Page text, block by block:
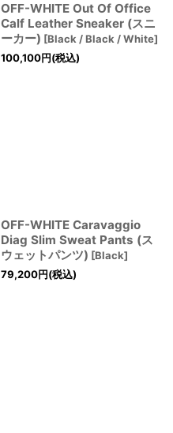
OFF-WHITE Out Of Office
Calf Leather Sneaker (スニ
ーカー) [Black / Black / White]
100,100円(税込)
OFF-WHITE Caravaggio
Diag Slim Sweat Pants (ス
ウェットパンツ) [Black]
79,200円(税込)